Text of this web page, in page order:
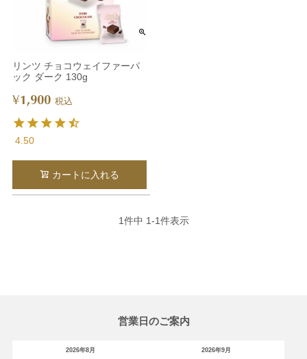
リンツ チョコウェイファーパ
ック ダーク 130g
¥1,900 税込
4.50
カートに入れる
1件中 1-1件表示
営業日のご案内
2026年8月 2026年9月